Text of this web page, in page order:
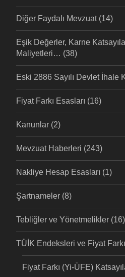
Diğer Faydalı Mevzuat(14)
Eşik Değerler, Karne
Maliyetleri… (38)
Eski 2886 Sayılı Devlet İhale
Fiyat Farkı Esasları (16)
Kanunlar (2)
Mevzuat Haberleri (243)
Nakliye Hesap Esasları (1)
Şartnameler (8)
Tebliğler ve Yönetmelikler (16)
TÜİK Endeksleri ve Fiyat
Fiyat Farkı (Yi-ÜFE)